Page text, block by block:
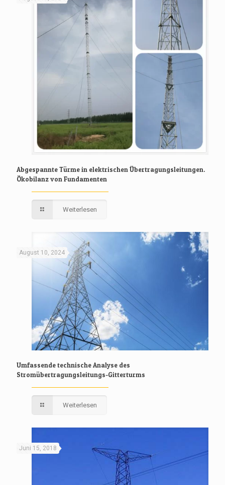
Abgespannte Türme in elektrischen Übertragungsleitungen.
Ökobilanz von Fundamenten
Weiterlesen
August 10, 2024
Umfassende technische Analyse des
Stromübertragungsleitungs-Gitterturms
Weiterlesen
Juni 15, 2018